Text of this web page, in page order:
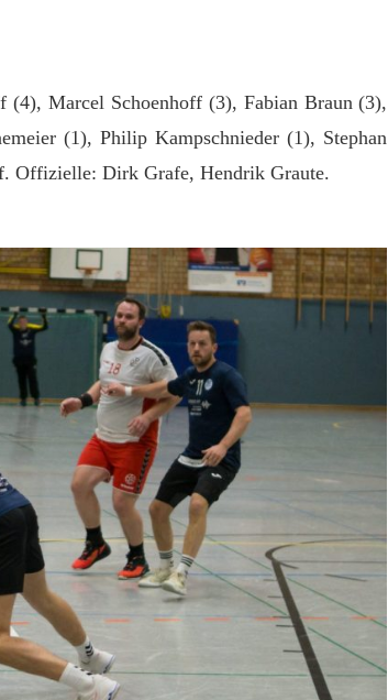
(4), Marcel Schoenhoff (3), Fabian Braun (3),
(1), Philip Kampschnieder (1), Stephan
Offizielle: Dirk Grafe, Hendrik Graute.